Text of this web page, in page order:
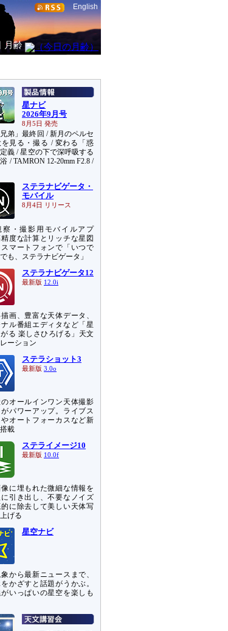
English
月齢
星ナビ
2026年9月号
8月5日 発売
兄弟」最終回 / 新月のペルセ
見る・撮る / 変わる「惑
義 / 星空の下で深呼吸する
/ TAMRON 12-20mm F2.8 /
ステラナビゲータ・
モバイル
8月4日 リリース
察・撮影用モバイルアプ
精度な計算とリッチな星図
マートフォンで「いつで
も、ステラナビゲータ」
ステラナビゲータ12
最新版 12.0i
画、豊富な天体データ、
ル番組エディタなど「星
る 楽しさひろげる」天文
ーション
ステラショット3
最新版 3.0o
オールインワン天体撮影
パワーアップ。ライブス
やオートフォーカスなど新
載
ステライメージ10
最新版 10.0f
に埋もれた微細な情報を
引き出し、不要なノイズ
に除去して美しい天体写
げる
星空ナビ
から最新ニュースまで、
かざすと話題がうかぶ。
いっぱいの星空を楽しも